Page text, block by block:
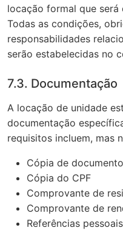
locação formal que
Todas as condições,
responsabilidades
serão estabelecidas no
7.3. Documentação
A locação de unidade
documentação
requisitos incluem, mas
Cópia de
Cópia do CPF
Comprovante de
Comprovante de
Referências